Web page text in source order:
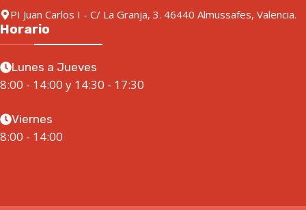
PI Juan Carlos I - C/ La Granja, 3. 46440 Almussafes, Valencia.
Horario
Lunes a Jueves
8:00 - 14:00 y 14:30 - 17:30
Viernes
8:00 - 14:00